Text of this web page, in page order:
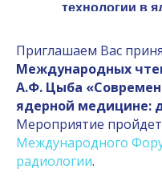
технологии в
Уважаемые
26 сентября
Приглашаем Вас
Международных
А.Ф. Цыба
ядерной медицине:
Мероприятие
Международного
радиологии.